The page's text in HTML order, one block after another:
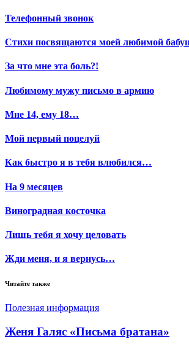
Телефонный звонок
Стихи посвящаются моей любимой
За что мне эта боль?!
Любимому мужу письмо в армию
Мне 14, ему 18…
Мой первый поцелуй
Как быстро я в тебя влюбился…
На 9 месяцев
Виноградная косточка
Лишь тебя я хочу целовать
Жди меня, и я вернусь…
Читайте также
Полезная информация
Женя Галяс «Письма братана»